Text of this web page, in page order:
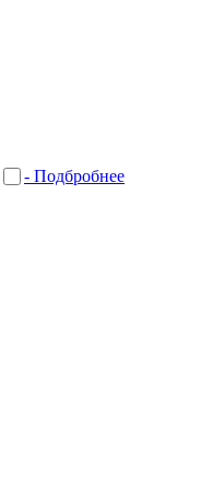
- Подбробнее